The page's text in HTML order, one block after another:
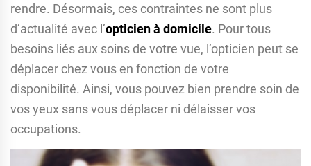
rendre. Désormais, ces contraintes ne sont plus
d’actualité avec l’opticien à domicile. Pour tous
besoins liés aux soins de votre vue, l’opticien peut se
déplacer chez vous en fonction de votre
disponibilité. Ainsi, vous pouvez bien prendre soin de
vos yeux sans vous déplacer ni délaisser vos
occupations.